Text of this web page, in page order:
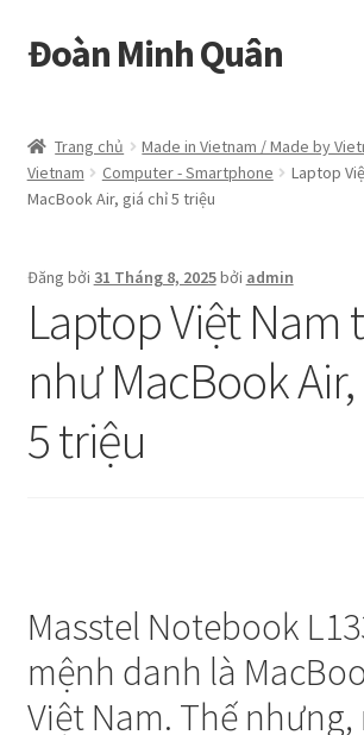
Đi
đến
hướng
Chuyển
đến
dung
Đoàn Minh Quân
Curriculum Vitae
Hồ sơ năng lực
Liên hệ
Album
Trang chủ Made in Vietnam / Made by
Vietnam
Computer - Smartphone
Laptop
MacBook Air, giá chỉ 5 triệu
Đăng bởi 31 Tháng 8, 2025bởi admin
Laptop Việt Nam
như MacBook
5 triệu
Masstel Notebook
mệnh danh là
Việt Nam. Thế